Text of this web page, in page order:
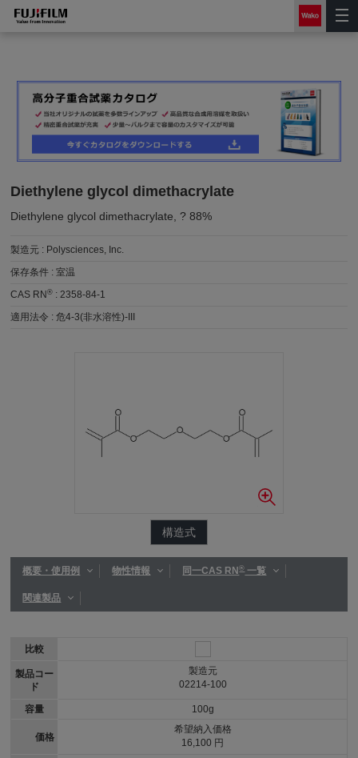
Diethylene glycol dimethacrylate
Diethylene glycol dimethacrylate, ? 88%
製造元 : Polysciences, Inc.
保存条件 :室温
CAS RN® :2358-84-1
適用法令 :危4-3(非水溶性)-III
構造式
概要・使用例 物性情報 同一CAS RN®一覧
関連製品
比較
製品コー
ド
容量
価格
製造元
02214-100
100g
希望納入価格
16,100 円